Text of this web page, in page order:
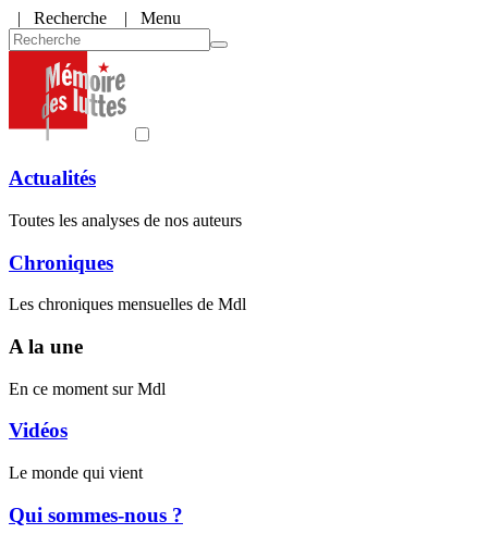
| Recherche | Menu
Actualités
Toutes les analyses de nos auteurs
Chroniques
Les chroniques mensuelles de Mdl
A la une
En ce moment sur Mdl
Vidéos
Le monde qui vient
Qui sommes-nous ?